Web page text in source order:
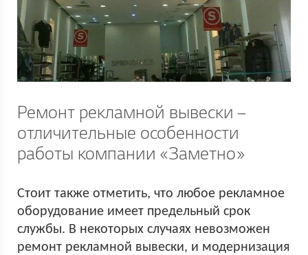
Ремонт рекламной вывески –
отличительные особенности
работы компании «Заметно»
Стоит также отметить, что любое рекламное
оборудование имеет предельный срок
службы. В некоторых случаях невозможен
ремонт рекламной вывески, и модернизация